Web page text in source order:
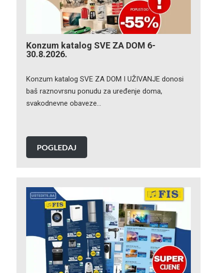
Konzum katalog SVE ZA DOM 6-
30.8.2026.
Konzum katalog SVE ZA DOM I UŽIVANJE donosi
baš raznovrsnu ponudu za uređenje doma,
svakodnevne obaveze…
POGLEDAJ